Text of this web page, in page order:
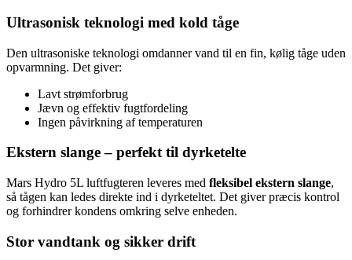
Ultrasonisk teknologi med kold tåge
Den ultrasoniske teknologi omdanner vand til en fin, kølig tåge uden
opvarmning. Det giver:
Lavt strømforbrug
Jævn og effektiv fugtfordeling
Ingen påvirkning af temperaturen
Ekstern slange – perfekt til dyrketelte
Mars Hydro 5L luftfugteren leveres med fleksibel ekstern slange,
så tågen kan ledes direkte ind i dyrketeltet. Det giver præcis kontrol
og forhindrer kondens omkring selve enheden.
Stor vandtank og sikker drift